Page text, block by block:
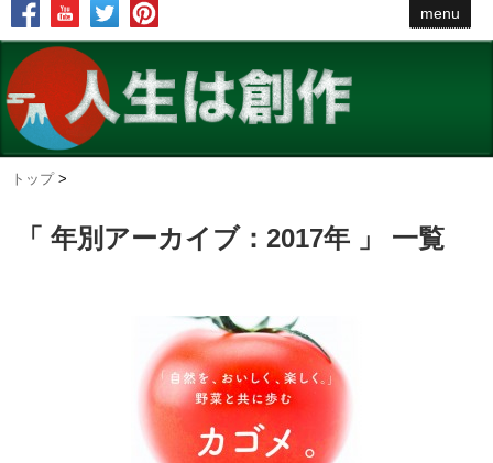
menu
トップ >
「 年別アーカイブ：2017年 」 一覧